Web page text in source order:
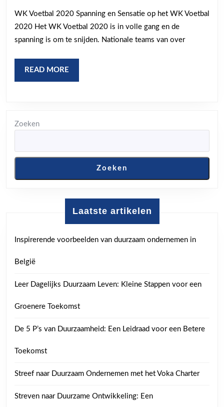
WK
Voetbal
2020
Volle
Gang
WK Voetbal 2020 Spanning en Sensatie op het WK Voetbal
2020 Het WK Voetbal 2020 is in volle gang en de
spanning is om te snijden. Nationale teams van over
READ MORE
MORE
Zoeken
Zoeken
Laatste artikelen
Inspirerende voorbeelden van duurzaam ondernemen in
België
Leer Dagelijks Duurzaam Leven: Kleine Stappen voor een
Groenere Toekomst
De 5 P’s van Duurzaamheid: Een Leidraad voor een Betere
Toekomst
Streef naar Duurzaam Ondernemen met het Voka Charter
Streven naar Duurzame Ontwikkeling: Een